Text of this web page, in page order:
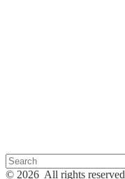
Search
for:
© 2026 All rights reserved